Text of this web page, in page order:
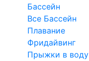
Бассейн
Все Бассейн
Плавание
Фридайвинг
Прыжки в воду